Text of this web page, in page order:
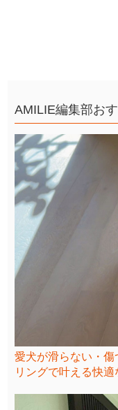
AMILIE編集部お
愛犬が滑らない・
リングで叶える快適